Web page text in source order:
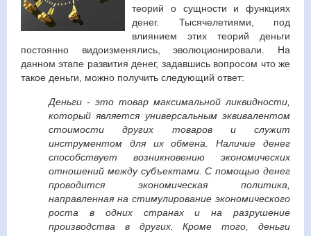
теорий о сущности и функциях
денег. Тысячелетиями, под
влиянием этих теорий деньги
постоянно видоизменялись, эволюционировали. На
данном этапе развития денег, задавшись вопросом что же
такое деньги, можно получить следующий ответ:
Деньги - это товар максимальной ликвидности,
который является универсальным эквивалентом
стоимости других товаров и служит
инструментом для их обмена. Наличие денег
способствует возникновению экономических
отношений между субъектами. С помощью денег
проводится экономическая политика,
направленная на стимулирование экономического
роста в одних странах и на разрушение
производства в других. Кроме того, деньги